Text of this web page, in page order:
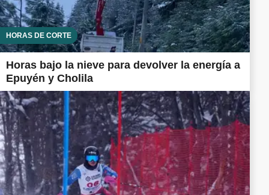
HORAS DE CORTE
Horas bajo la nieve para devolver la energía a
Epuyén y Cholila